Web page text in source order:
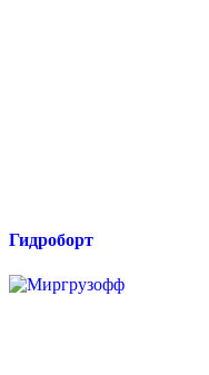
Гидроборт